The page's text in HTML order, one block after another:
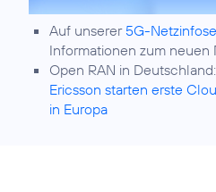
Auf unserer 5G-
Informationen zum neuen
Open RAN in Deutschland:
Ericsson starten erste
in Europa